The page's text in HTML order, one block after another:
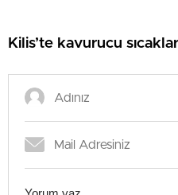
Kilis’te kavurucu